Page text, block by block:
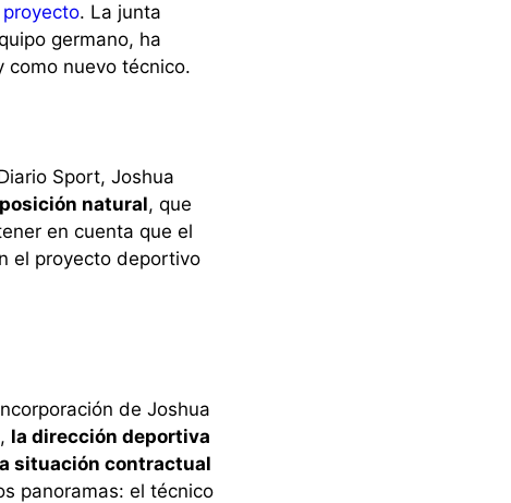
. La junta
germano, ha
como nuevo técnico.
Sport, Joshua
natural, que
en cuenta que el
el proyecto deportivo
de Joshua
la dirección deportiva
situación contractual
panoramas: el técnico